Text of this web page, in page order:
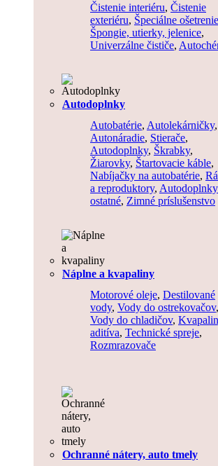
Čistenie interiéru, Čistenie
exteriéru, Špeciálne ošetrenie
Špongie, utierky, jelenice,
Univerzálne čističe,
Autodoplnky
Autobatérie, Autolekárničky,
Autonáradie, Stierače,
Autodoplnky, Škrabky,
Žiarovky, Štartovacie káble,
Nabíjačky na autobatérie,
a reproduktory,
ostatné, Zimné príslušenstvo
Náplne a kvapaliny
Motorové oleje, Destilované
vody, Vody do ostrekovačov,
Vody do chladičov,
aditíva, Technické spreje,
Rozmrazovače
Ochranné nátery, auto tmely